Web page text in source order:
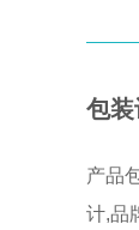
包
产品
计,品